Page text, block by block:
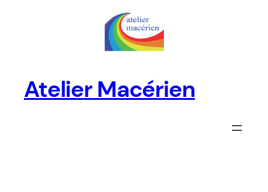
Atelier Macérien